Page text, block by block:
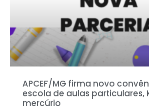
APCEF/MG firma novo
escola de aulas particulares,
mercúrio